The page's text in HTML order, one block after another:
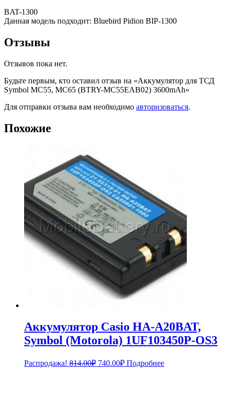
BAT-1300
Данная модель подходит: Bluebird Pidion BIP-1300
Отзывы
Отзывов пока нет.
Будьте первым, кто оставил отзыв на «Аккумулятор для ТСД
Symbol MC55, MC65 (BTRY-MC55EAB02) 3600mAh»
Для отправки отзыва вам необходимо авторизоваться.
Похожие
Аккумулятор Casio HA-A20BAT,
Symbol (Motorola) 1UF103450P-OS3
Распродажа! 814.00₽ Первоначальная
740.00₽Текущая
цена:
Подробнее